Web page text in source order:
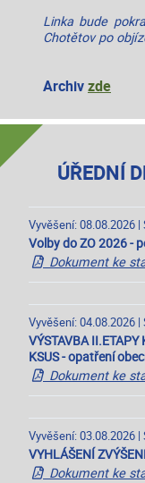
Linka bude
Chotětov po
Archivzde
ÚŘEDNÍ
Vyvěšení: 08.08.2026
Volby do ZO 2026 -
Dokument ke
Vyvěšení: 04.08.2026
VÝSTAVBA
KSUS - opatření
Dokument ke
Vyvěšení: 03.08.2026 |
VYHLÁŠENÍ
Dokument ke